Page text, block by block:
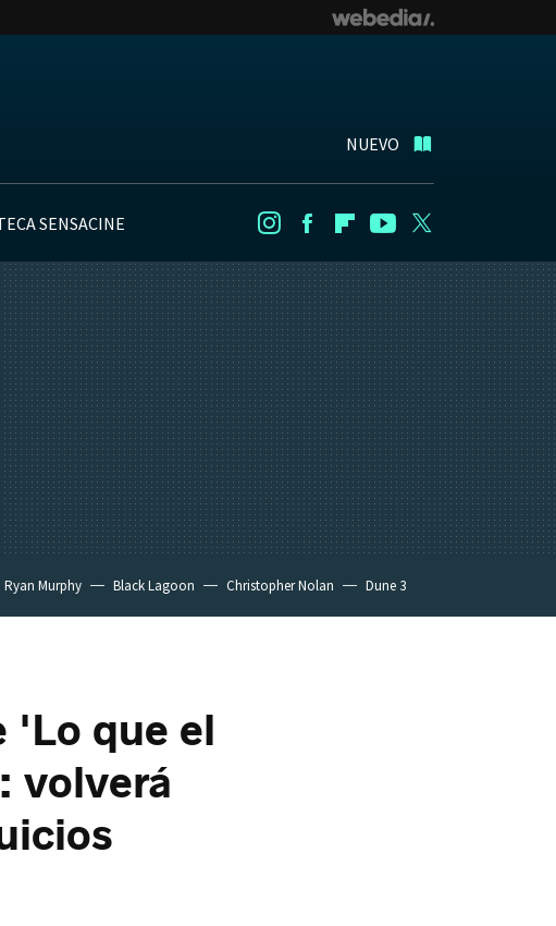
NUEVO
SENSACINE InstagramFacebookFlipboard
Youtube
Ryan Murphy Black Lagoon Christopher Nolan Dune 3
'Lo que el
volverá